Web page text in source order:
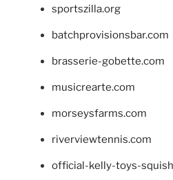
sportszilla.org
batchprovisionsbar.com
brasserie-gobette.com
musicrearte.com
morseysfarms.com
riverviewtennis.com
official-kelly-toys-